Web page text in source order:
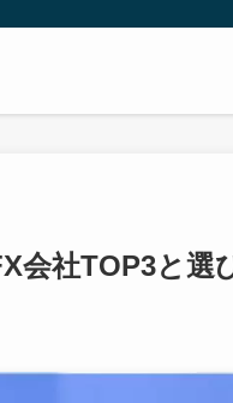
会社TOP3と